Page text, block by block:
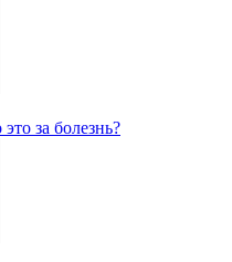
за болезнь?